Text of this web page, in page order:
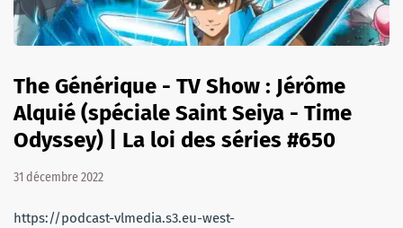
The Générique - TV Show : Jérôme
Alquié (spéciale Saint Seiya - Time
Odyssey) | La loi des séries #650
31 décembre 2022
https://podcast-vlmedia.s3.eu-west-